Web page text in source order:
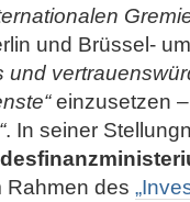
und Brüssel-
einzusetzen
. In seiner
Rahmen des